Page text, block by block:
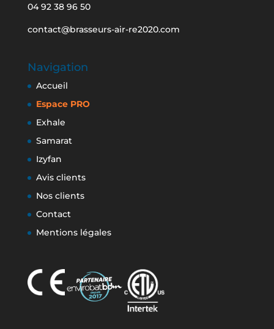
04 92 38 96 50
contact@brasseurs-air-re2020.com
Navigation
Accueil
Espace PRO
Exhale
Samarat
Izyfan
Avis clients
Nos clients
Contact
Mentions légales